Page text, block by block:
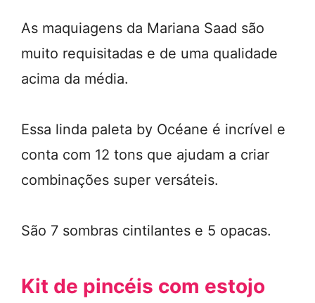
As maquiagens da Mariana Saad são
muito requisitadas e de uma qualidade
acima da média.
Essa linda paleta by Océane é incrível e
conta com 12 tons que ajudam a criar
combinações super versáteis.
São 7 sombras cintilantes e 5 opacas.
Kit de pincéis com estojo